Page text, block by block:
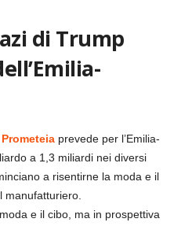
di Trump
prevede per l’Emilia-
a 1,3 miliardi nei diversi
a risentirne la moda e il
manufatturiero.
e il cibo, ma in prospettiva